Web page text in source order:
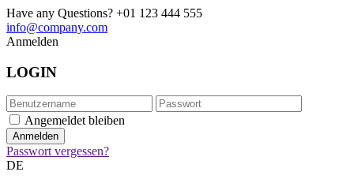
Have any Questions? +01 123 444 555
info@company.com
Anmelden
LOGIN
Angemeldet bleiben
Passwort vergessen?
DE